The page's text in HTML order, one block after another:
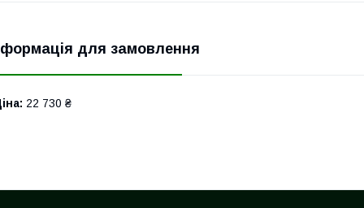
для замовлення
22 730 ₴